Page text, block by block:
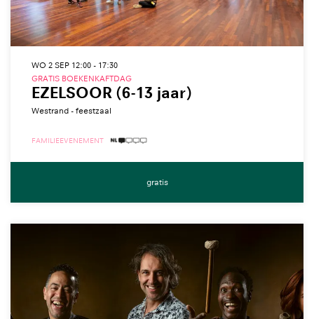
EZELSOOR (6-13 jaar)
GRATIS BOEKENKAFTDAG
WO 2 SEP 12:00 - 17:30
Westrand - feestzaal
FAMILIEEVENEMENT 1 TAALICOON
gratis